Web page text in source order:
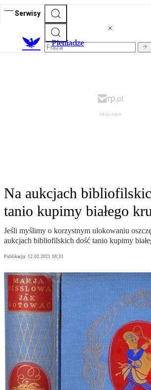
Serwisy
Pieniądze
Na aukcjach
tanio kupimy białego
Jeśli myślimy o korzystnym ulokowaniu
aukcjach bibliofilskich dość tanio kupimy
Publikacja: 12.02.2021 18:33